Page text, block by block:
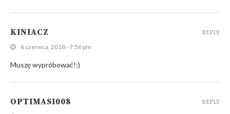
KINIACZ
6 czerwca, 2018 - 7:56 pm
Muszę wypróbować!:)
REPLY
OPTIMASI008 REPLY